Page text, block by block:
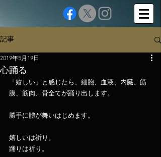
記事
心踊る
2019年5月19日
「嬉しい」と感じたら、細胞、血液、内臓、筋
膜、筋肉、骨全てが踊り出します。
勝手に體が舞いはじめます。
嬉しいは祈り。
踊りは祈り。